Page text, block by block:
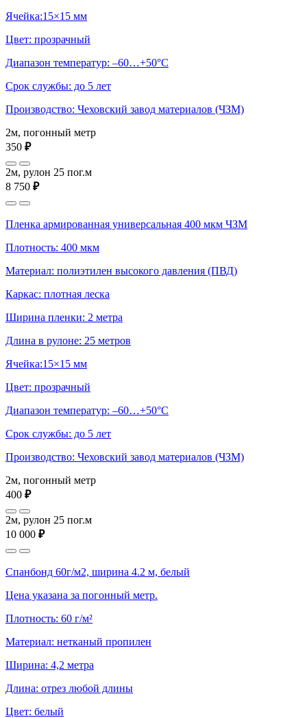
Ячейка:15×15 мм
Цвет: прозрачный
Диапазон температур: –60…+50°С
Срок службы: до 5 лет
Производство: Чеховский завод материалов (ЧЗМ)
2м, погонный метр
350 ₽
2м, рулон 25 пог.м
8 750 ₽
Пленка армированная универсальная 400 мкм ЧЗМ
Плотность: 400 мкм
Материал: полиэтилен высокого давления (ПВД)
Каркас: плотная леска
Ширина пленки: 2 метра
Длина в рулоне: 25 метров
Ячейка:15×15 мм
Цвет: прозрачный
Диапазон температур: –60…+50°С
Срок службы: до 5 лет
Производство: Чеховский завод материалов (ЧЗМ)
2м, погонный метр
400 ₽
2м, рулон 25 пог.м
10 000 ₽
Спанбонд 60г/м2, ширина 4.2 м, белый
Цена указана за погонный метр.
Плотность: 60 г/м²
Материал: нетканый пропилен
Ширина: 4,2 метра
Длина: отрез любой длины
Цвет: белый